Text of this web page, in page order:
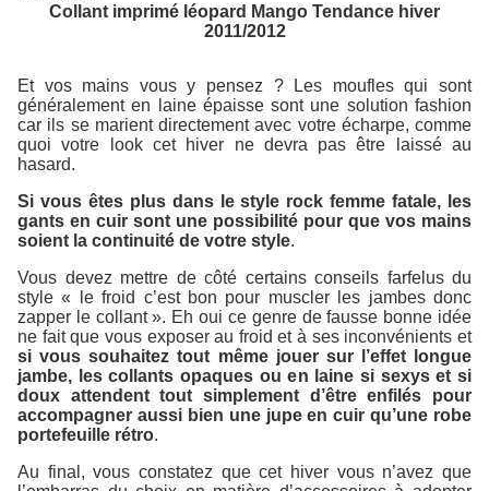
Collant imprimé léopard Mango Tendance hiver
2011/2012
Et vos mains vous y pensez ? Les moufles qui sont
généralement en laine épaisse sont une solution fashion
car ils se marient directement avec votre écharpe, comme
quoi votre look cet hiver ne devra pas être laissé au
hasard.
Si vous êtes plus dans le style rock femme fatale, les
gants en cuir sont une possibilité pour que vos mains
soient la continuité de votre style.
Vous devez mettre de côté certains conseils farfelus du
style « le froid c’est bon pour muscler les jambes donc
zapper le collant ». Eh oui ce genre de fausse bonne idée
ne fait que vous exposer au froid et à ses inconvénients et
si vous souhaitez tout même jouer sur l’effet longue
jambe, les collants opaques ou en laine si sexys et si
doux attendent tout simplement d’être enfilés pour
accompagner aussi bien une jupe en cuir qu’une robe
portefeuille rétro.
Au final, vous constatez que cet hiver vous n’avez que